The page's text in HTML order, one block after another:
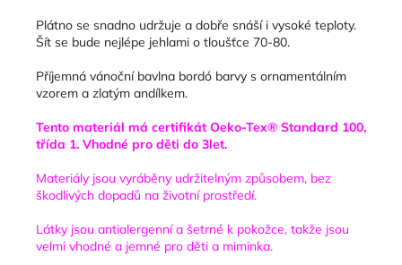
Plátno se snadno udržuje a dobře snáší i vysoké teploty.
Šít se bude nejlépe jehlami o tloušťce 70-80.
Příjemná vánoční bavlna bordó barvy s ornamentálním
vzorem a zlatým andílkem.
Tento materiál má certifikát Oeko-Tex® Standard 100,
třída 1. Vhodné pro děti do 3let.
Materiály jsou vyráběny udržitelným způsobem, bez
škodlivých dopadů na životní prostředí.
Látky jsou antialergenní a šetrné k pokožce, takže jsou
velmi vhodné a jemné pro děti a miminka.